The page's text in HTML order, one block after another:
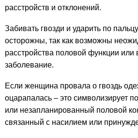
расстройств и отклонений.
Забивать гвозди и ударить по
осторожны, так как возможны
расстройства половой функции или
заболевание.
Если женщина провала о гвоздь
оцарапалась – это символизирует
или незапланированный половой
связанный с насилием или